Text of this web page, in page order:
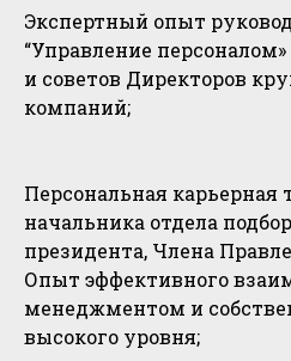
Экспертный опыт
“Управление
и советов Директоров
компаний;
Персональная карьерная
начальника отдела
президента, Члена
Опыт эффективного
менеджментом и
высокого уровня;